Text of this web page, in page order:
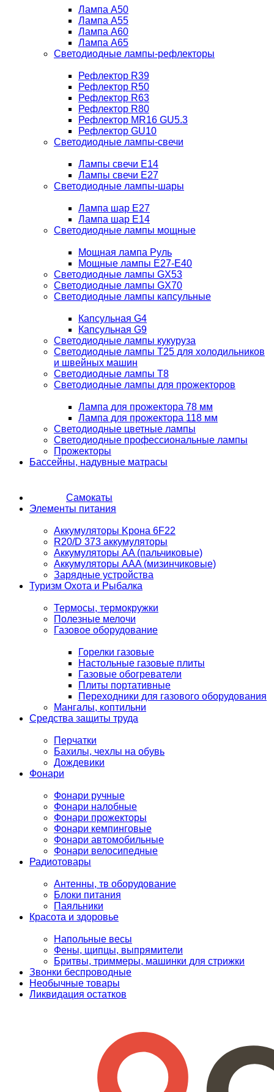
Лампа A50
Лампа A55
Лампа A60
Лампа A65
Светодиодные лампы-рефлекторы
Рефлектор R39
Рефлектор R50
Рефлектор R63
Рефлектор R80
Рефлектор MR16 GU5.3
Рефлектор GU10
Светодиодные лампы-свечи
Лампы свечи Е14
Лампы свечи Е27
Светодиодные лампы-шары
Лампа шар E27
Лампа шар Е14
Светодиодные лампы мощные
Мощная лампа Руль
Мощные лампы E27-E40
Светодиодные лампы GX53
Светодиодные лампы GX70
Светодиодные лампы капсульные
Капсульная G4
Капсульная G9
Светодиодные лампы кукуруза
Светодиодные лампы T25 для холодильников
и швейных машин
Светодиодные лампы T8
Светодиодные лампы для прожекторов
Лампа для прожектора 78 мм
Лампа для прожектора 118 мм
Светодиодные цветные лампы
Светодиодные профессиональные лампы
Прожекторы
Бассейны, надувные матрасы
Самокаты
Элементы питания
Аккумуляторы Kрона 6F22
R20/D 373 аккумуляторы
Аккумуляторы AA (пальчиковые)
Аккумуляторы AAA (мизинчиковые)
Зарядные устройства
Туризм Охота и Рыбалка
Термосы, термокружки
Полезные мелочи
Газовое оборудование
Горелки газовые
Настольные газовые плиты
Газовые обогреватели
Плиты портативные
Переходники для газового оборудования
Мангалы, коптильни
Средства защиты труда
Перчатки
Бахилы, чехлы на обувь
Дождевики
Фонари
Фонари ручные
Фонари налобные
Фонари прожекторы
Фонари кемпинговые
Фонари автомобильные
Фонари велосипедные
Радиотовары
Антенны, тв оборудование
Блоки питания
Паяльники
Красота и здоровье
Напольные весы
Фены, щипцы, выпрямители
Бритвы, триммеры, машинки для стрижки
Звонки беспроводные
Необычные товары
Ликвидация остатков